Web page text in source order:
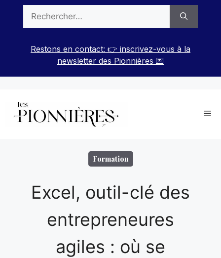
contenu
Restons en contact: 👉 inscrivez-vous à la
newsletter des Pionnières 💌
Formation
Excel, outil-clé des
entrepreneures
agiles : où se